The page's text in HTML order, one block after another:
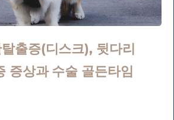
출증(디스크), 뒷다리
증상과 수술 골든타임